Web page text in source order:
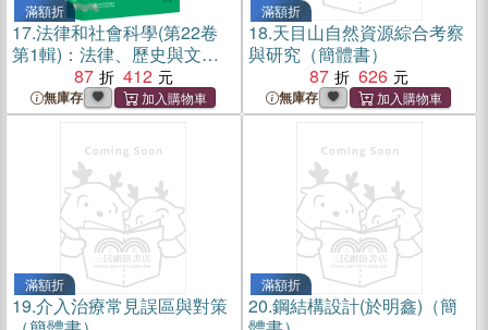
滿額折
17.法律和社會科學(第22卷
第1輯)：法律、歷史與文化
（簡體書）
87 412
無庫存
滿額折
18.天目山自然資源綜合考察
與研究（簡體書）
87
626
無庫存
滿額折
19.介入治療常見誤區與對策
滿額折
20.鋼結構設計(於明鑫)（簡